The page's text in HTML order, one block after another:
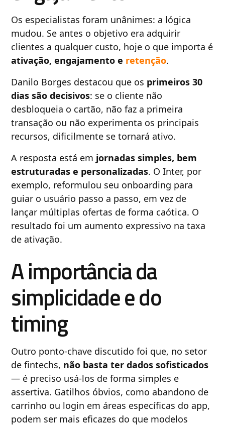
Os especialistas foram unânimes: a lógica
mudou. Se antes o objetivo era adquirir
clientes a qualquer custo, hoje o que importa é
ativação, engajamento e retenção.
Danilo Borges destacou que os primeiros 30
dias são decisivos: se o cliente não
desbloqueia o cartão, não faz a primeira
transação ou não experimenta os principais
recursos, dificilmente se tornará ativo.
A resposta está em jornadas simples, bem
estruturadas e personalizadas. O Inter, por
exemplo, reformulou seu onboarding para
guiar o usuário passo a passo, em vez de
lançar múltiplas ofertas de forma caótica. O
resultado foi um aumento expressivo na taxa
de ativação.
A importância da
simplicidade e do
timing
Outro ponto-chave discutido foi que, no setor
de fintechs, não basta ter dados sofisticados
— é preciso usá-los de forma simples e
assertiva. Gatilhos óbvios, como abandono de
carrinho ou login em áreas específicas do app,
podem ser mais eficazes do que modelos